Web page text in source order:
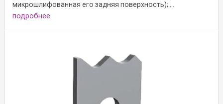
микрошлифованная его задняя поверхность); ...
подробнее